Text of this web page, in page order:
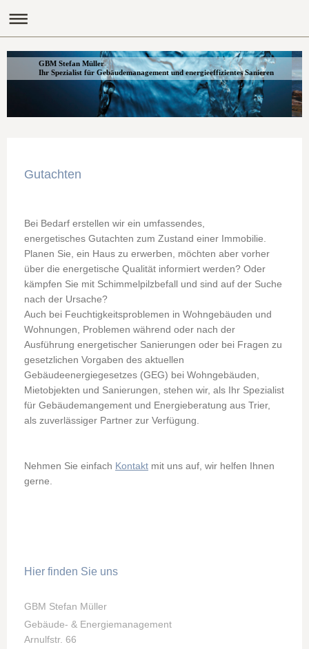
GBM Stefan Müller
Ihr Spezialist für Gebäudemanagement und energieeffizientes Sanieren
Gutachten
Bei Bedarf erstellen wir ein umfassendes,
energetisches Gutachten zum Zustand einer Immobilie.
Planen Sie, ein Haus zu erwerben, möchten aber vorher
über die energetische Qualität informiert werden? Oder
kämpfen Sie mit Schimmelpilzbefall und sind auf der Suche
nach der Ursache?
Auch bei Feuchtigkeitsproblemen in Wohngebäuden und
Wohnungen, Problemen während oder nach der
Ausführung energetischer Sanierungen oder bei Fragen zu
gesetzlichen Vorgaben des aktuellen
Gebäudeenergiegesetzes (GEG) bei Wohngebäuden,
Mietobjekten und Sanierungen, stehen wir, als Ihr Spezialist
für Gebäudemangement und Energieberatung aus Trier,
als zuverlässiger Partner zur Verfügung.
Nehmen Sie einfach Kontakt mit uns auf, wir helfen Ihnen
gerne.
Hier finden Sie uns
GBM Stefan Müller
Gebäude- & Energiemanagement
Arnulfstr. 66